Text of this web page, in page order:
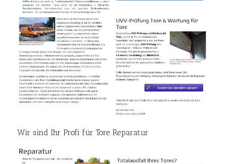
Wir sind Ihr Profi für Tore Reparatur